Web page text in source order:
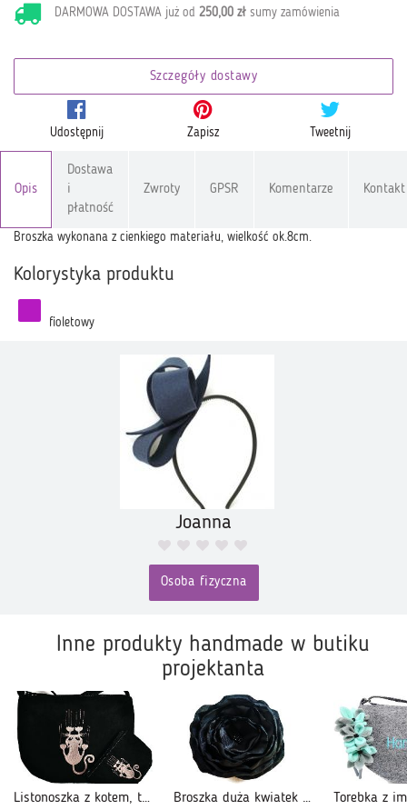
DARMOWA DOSTAWA już od250,00 zł sumy zamówienia
Szczegóły dostawy
Udostępnij Zapisz Tweetnij
Opis
Dostawa
i
płatność
Zwroty GPSR Komentarze Kontakt
Broszka wykonana z cienkiego materiału, wielkość ok.8cm.
Kolorystyka produktu
fioletowy
Joanna
Osoba fizyczna
Inne produkty handmade w butiku
projektanta
Listonoszka z kotem, torebka kot dla 10 latki Broszka duża kwiatek 12cm czarna